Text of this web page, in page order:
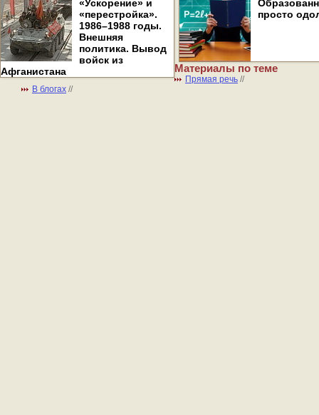
«Ускорение» и
«перестройка».
1986–1988 годы.
Внешняя
политика. Вывод
войск из
Афганистана
просто
Материалы по теме
Прямая речь //
В блогах //